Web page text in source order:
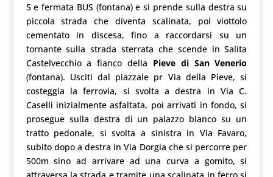
5 e fermata BUS (fontana) e si prende sulla destra su
piccola strada che diventa scalinata, poi viottolo
cementato in discesa, fino a raccordarsi su un
tornante sulla strada sterrata che scende in Salita
Castelvecchio a fianco della Pieve di San Venerio
(fontana). Usciti dal piazzale pr Via della Pieve, si
costeggia la ferrovia, si svolta a destra in Via C.
Caselli inizialmente asfaltata, poi arrivati in fondo, si
prosegue sulla destra di un palazzo bianco su un
tratto pedonale, si svolta a sinistra in Via Favaro,
subito dopo a destra in Via Dorgia che si percorre per
500m sino ad arrivare ad una curva a gomito, si